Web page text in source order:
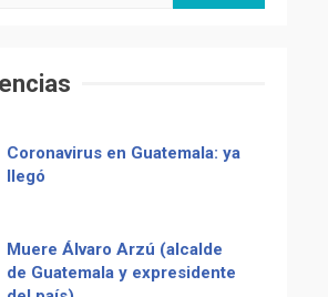
Guatemala
Coronavirus en Guatemala: ya
llegó
Muere Álvaro Arzú (alcalde
de Guatemala y expresidente